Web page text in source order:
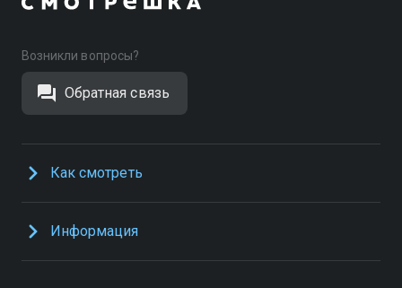
Возникли вопросы?
Обратная связь
Как смотреть
Информация